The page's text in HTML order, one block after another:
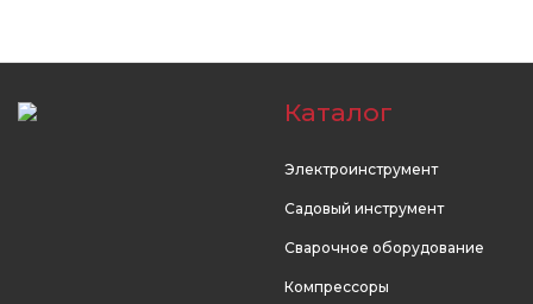
Каталог
Электроинструмент
Садовый инструмент
Сварочное оборудование
Компрессоры